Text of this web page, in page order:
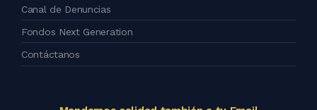
Canal de Denuncias
Fondos Next Generation
Contáctanos